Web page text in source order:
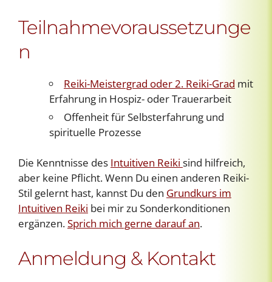
Teilnahmevoraussetzunge
n
Reiki-Meistergrad oder 2. Reiki-Grad mit
Erfahrung in Hospiz- oder Trauerarbeit
Offenheit für Selbsterfahrung und
spirituelle Prozesse
Die Kenntnisse des Intuitiven Reiki sind hilfreich,
aber keine Pflicht. Wenn Du einen anderen Reiki-
Stil gelernt hast, kannst Du den Grundkurs im
Intuitiven Reiki bei mir zu Sonderkonditionen
ergänzen.Sprich mich gerne darauf an.
Anmeldung & Kontakt